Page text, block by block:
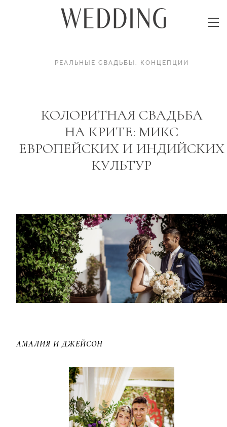
РЕАЛЬНЫЕ СВАДЬБЫ . КОНЦЕПЦИИ
КОЛОРИТНАЯ СВАДЬБА
НА КРИТЕ: МИКС
ЕВРОПЕЙСКИХ И ИНДИЙСКИХ
КУЛЬТУР
АМАЛИЯ И ДЖЕЙСОН